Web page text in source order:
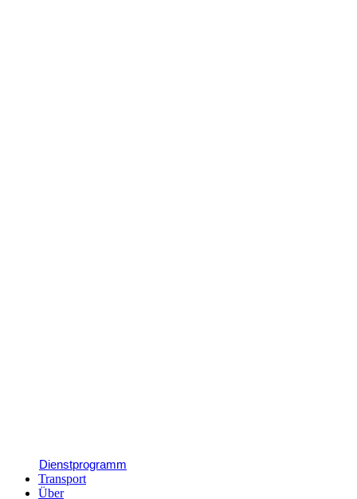
Dienstprogramm
Transport
Über